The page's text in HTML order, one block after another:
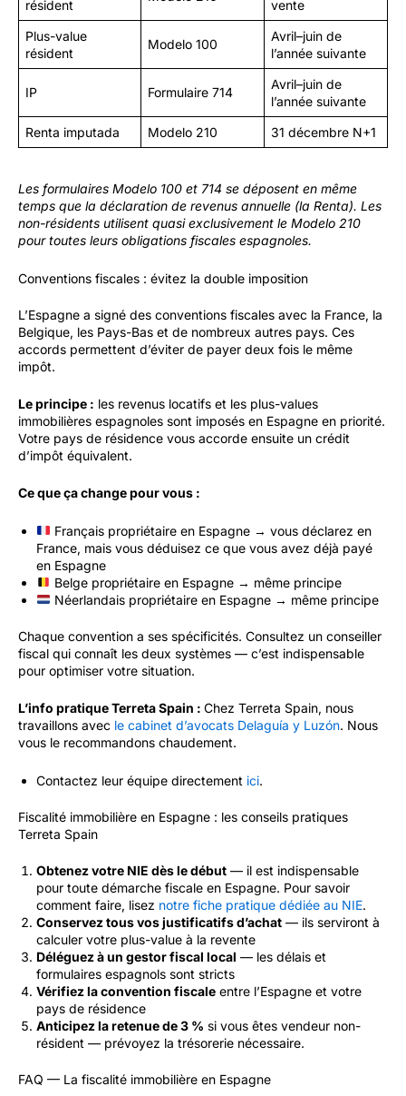
résident
vente
Plus-value
résident
Modelo 100
Avril–juin de
l’année suivante
IP Formulaire 714
Avril–juin de
l’année suivante
Renta imputada
Modelo 210 31 décembre N+1
Les formulaires Modelo 100 et 714 se déposent en même
temps que la déclaration de revenus annuelle (la Renta). Les
non-résidents utilisent quasi exclusivement le Modelo 210
pour toutes leurs obligations fiscales espagnoles.
Conventions fiscales : évitez la double imposition
L’Espagne a signé des conventions fiscales avec la France, la
Belgique, les Pays-Bas et de nombreux autres pays. Ces
accords permettent d’éviter de payer deux fois le même
impôt.
Le principe : les revenus locatifs et les plus-values
immobilières espagnoles sont imposés en Espagne en priorité.
Votre pays de résidence vous accorde ensuite un crédit
d’impôt équivalent.
Ce que ça change pour vous :
Français propriétaire en Espagne → vous déclarez en
France, mais vous déduisez ce que vous avez déjà payé
en Espagne
Belge propriétaire en Espagne → même principe
Néerlandais propriétaire en Espagne → même principe
Chaque convention a ses spécificités. Consultez un conseiller
fiscal qui connaît les deux systèmes — c’est indispensable
pour optimiser votre situation.
L’info pratique Terreta Spain : Chez Terreta Spain, nous
travaillons avec le cabinet d’avocats Delaguía y Luzón. Nous
vous le recommandons chaudement.
Contactez leur équipe directement ici.
Fiscalité immobilière en Espagne : les conseils pratiques
Terreta Spain
Obtenez votre NIE dès le début — il est indispensable
pour toute démarche fiscale en Espagne. Pour savoir
comment faire, lisez notre fiche pratique dédiée au NIE.
Conservez tous vos justificatifs d’achat — ils serviront à
calculer votre plus-value à la revente
Déléguez à un gestor fiscal local — les délais et
formulaires espagnols sont stricts
Vérifiez la convention fiscale entre l’Espagne et votre
pays de résidence
Anticipez la retenue de 3 % si vous êtes vendeur non-
résident — prévoyez la trésorerie nécessaire.
FAQ — La fiscalité immobilière en Espagne